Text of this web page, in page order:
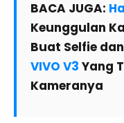
BACA JUGA:
Keunggulan
Buat Selfie
VIVO V3 Yang
Kameranya